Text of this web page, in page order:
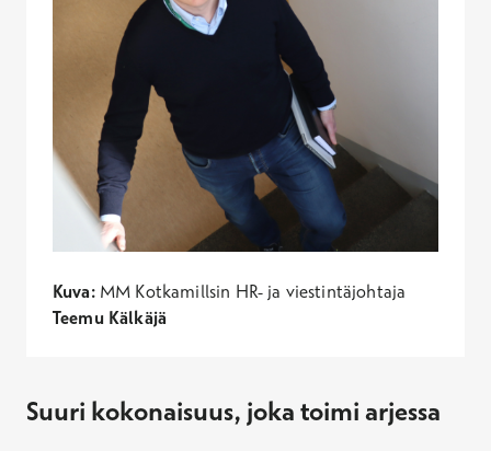
Kuva: MM Kotkamillsin HR- ja viestintäjohtaja
Teemu Kälkäjä
Suuri kokonaisuus, joka toimi arjessa